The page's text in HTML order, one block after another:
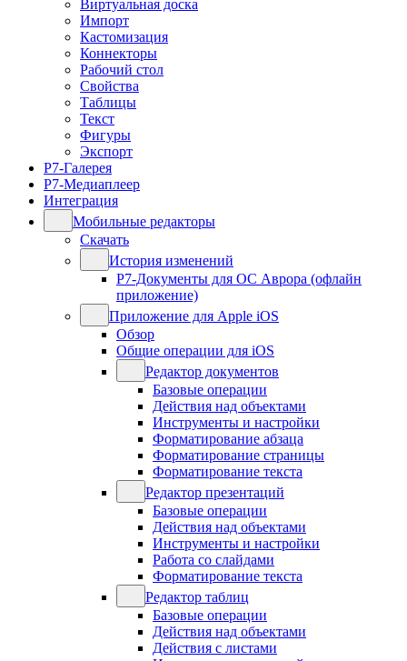
Виртуальная доска
Импорт
Кастомизация
Коннекторы
Рабочий стол
Свойства
Таблицы
Текст
Фигуры
Экспорт
Р7-Галерея
Р7-Медиаплеер
Интеграция
Мобильные редакторы
Скачать
История изменений
Р7-Документы для ОС Аврора (офлайн
приложение)
Приложение для Apple iOS
Обзор
Общие операции для iOS
Редактор документов
Базовые операции
Действия над объектами
Инструменты и настройки
Форматирование абзаца
Форматирование страницы
Форматирование текста
Редактор презентаций
Базовые операции
Действия над объектами
Инструменты и настройки
Работа со слайдами
Форматирование текста
Редактор таблиц
Базовые операции
Действия над объектами
Действия с листами